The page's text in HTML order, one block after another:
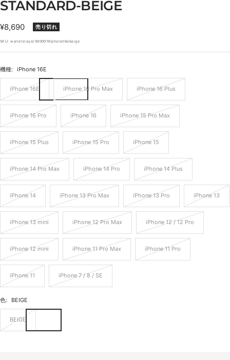
STANDARD-BEIGE
セ
ー
ル
価
格
¥8,690 売り切れ
SKU:walletslayer0000019iphone16ebeige
機種: iPhone 16E
iPhone 16E iPhone 16 Pro Max iPhone 16 Plus
iPhone 16 Pro iPhone 16 iPhone 15 Pro Max
iPhone 15 Plus iPhone 15 Pro iPhone 15
iPhone 14 Pro Max iPhone 14 Pro iPhone 14 Plus
iPhone 14 iPhone 13 Pro Max iPhone 13 Pro iPhone 13
iPhone 13 mini iPhone 12 Pro Max iPhone 12 / 12 Pro
iPhone 12 mini iPhone 11 Pro Max iPhone 11 Pro
iPhone 11 iPhone 7 / 8 / SE
色: BEIGE
BEIGE